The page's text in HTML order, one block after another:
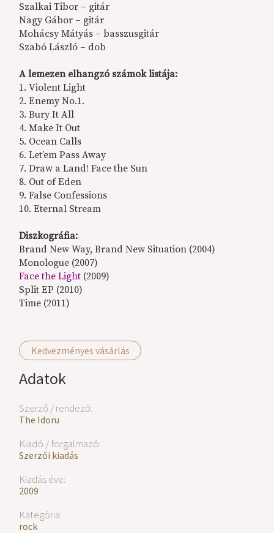
Kedvezményes vásárlás
Adatok
Szerző / rendező:
The Idoru
Kiadó / forgalmazó:
Szerzői kiadás
Kiadás éve:
2009
Kategória:
rock
Szalkai Tibor – gitár
Nagy Gábor – gitár
Mohácsy Mátyás – basszusgitár
Szabó László – dob
A lemezen elhangzó számok listája:
1. Violent Light
2. Enemy No.1.
3. Bury It All
4. Make It Out
5. Ocean Calls
6. Let’em Pass Away
7. Draw a Land! Face the Sun
8. Out of Eden
9. False Confessions
10. Eternal Stream
Diszkográfia:
Brand New Way, Brand New Situation (2004)
Monologue (2007)
Face the Light (2009)
Split EP (2010)
Time (2011)